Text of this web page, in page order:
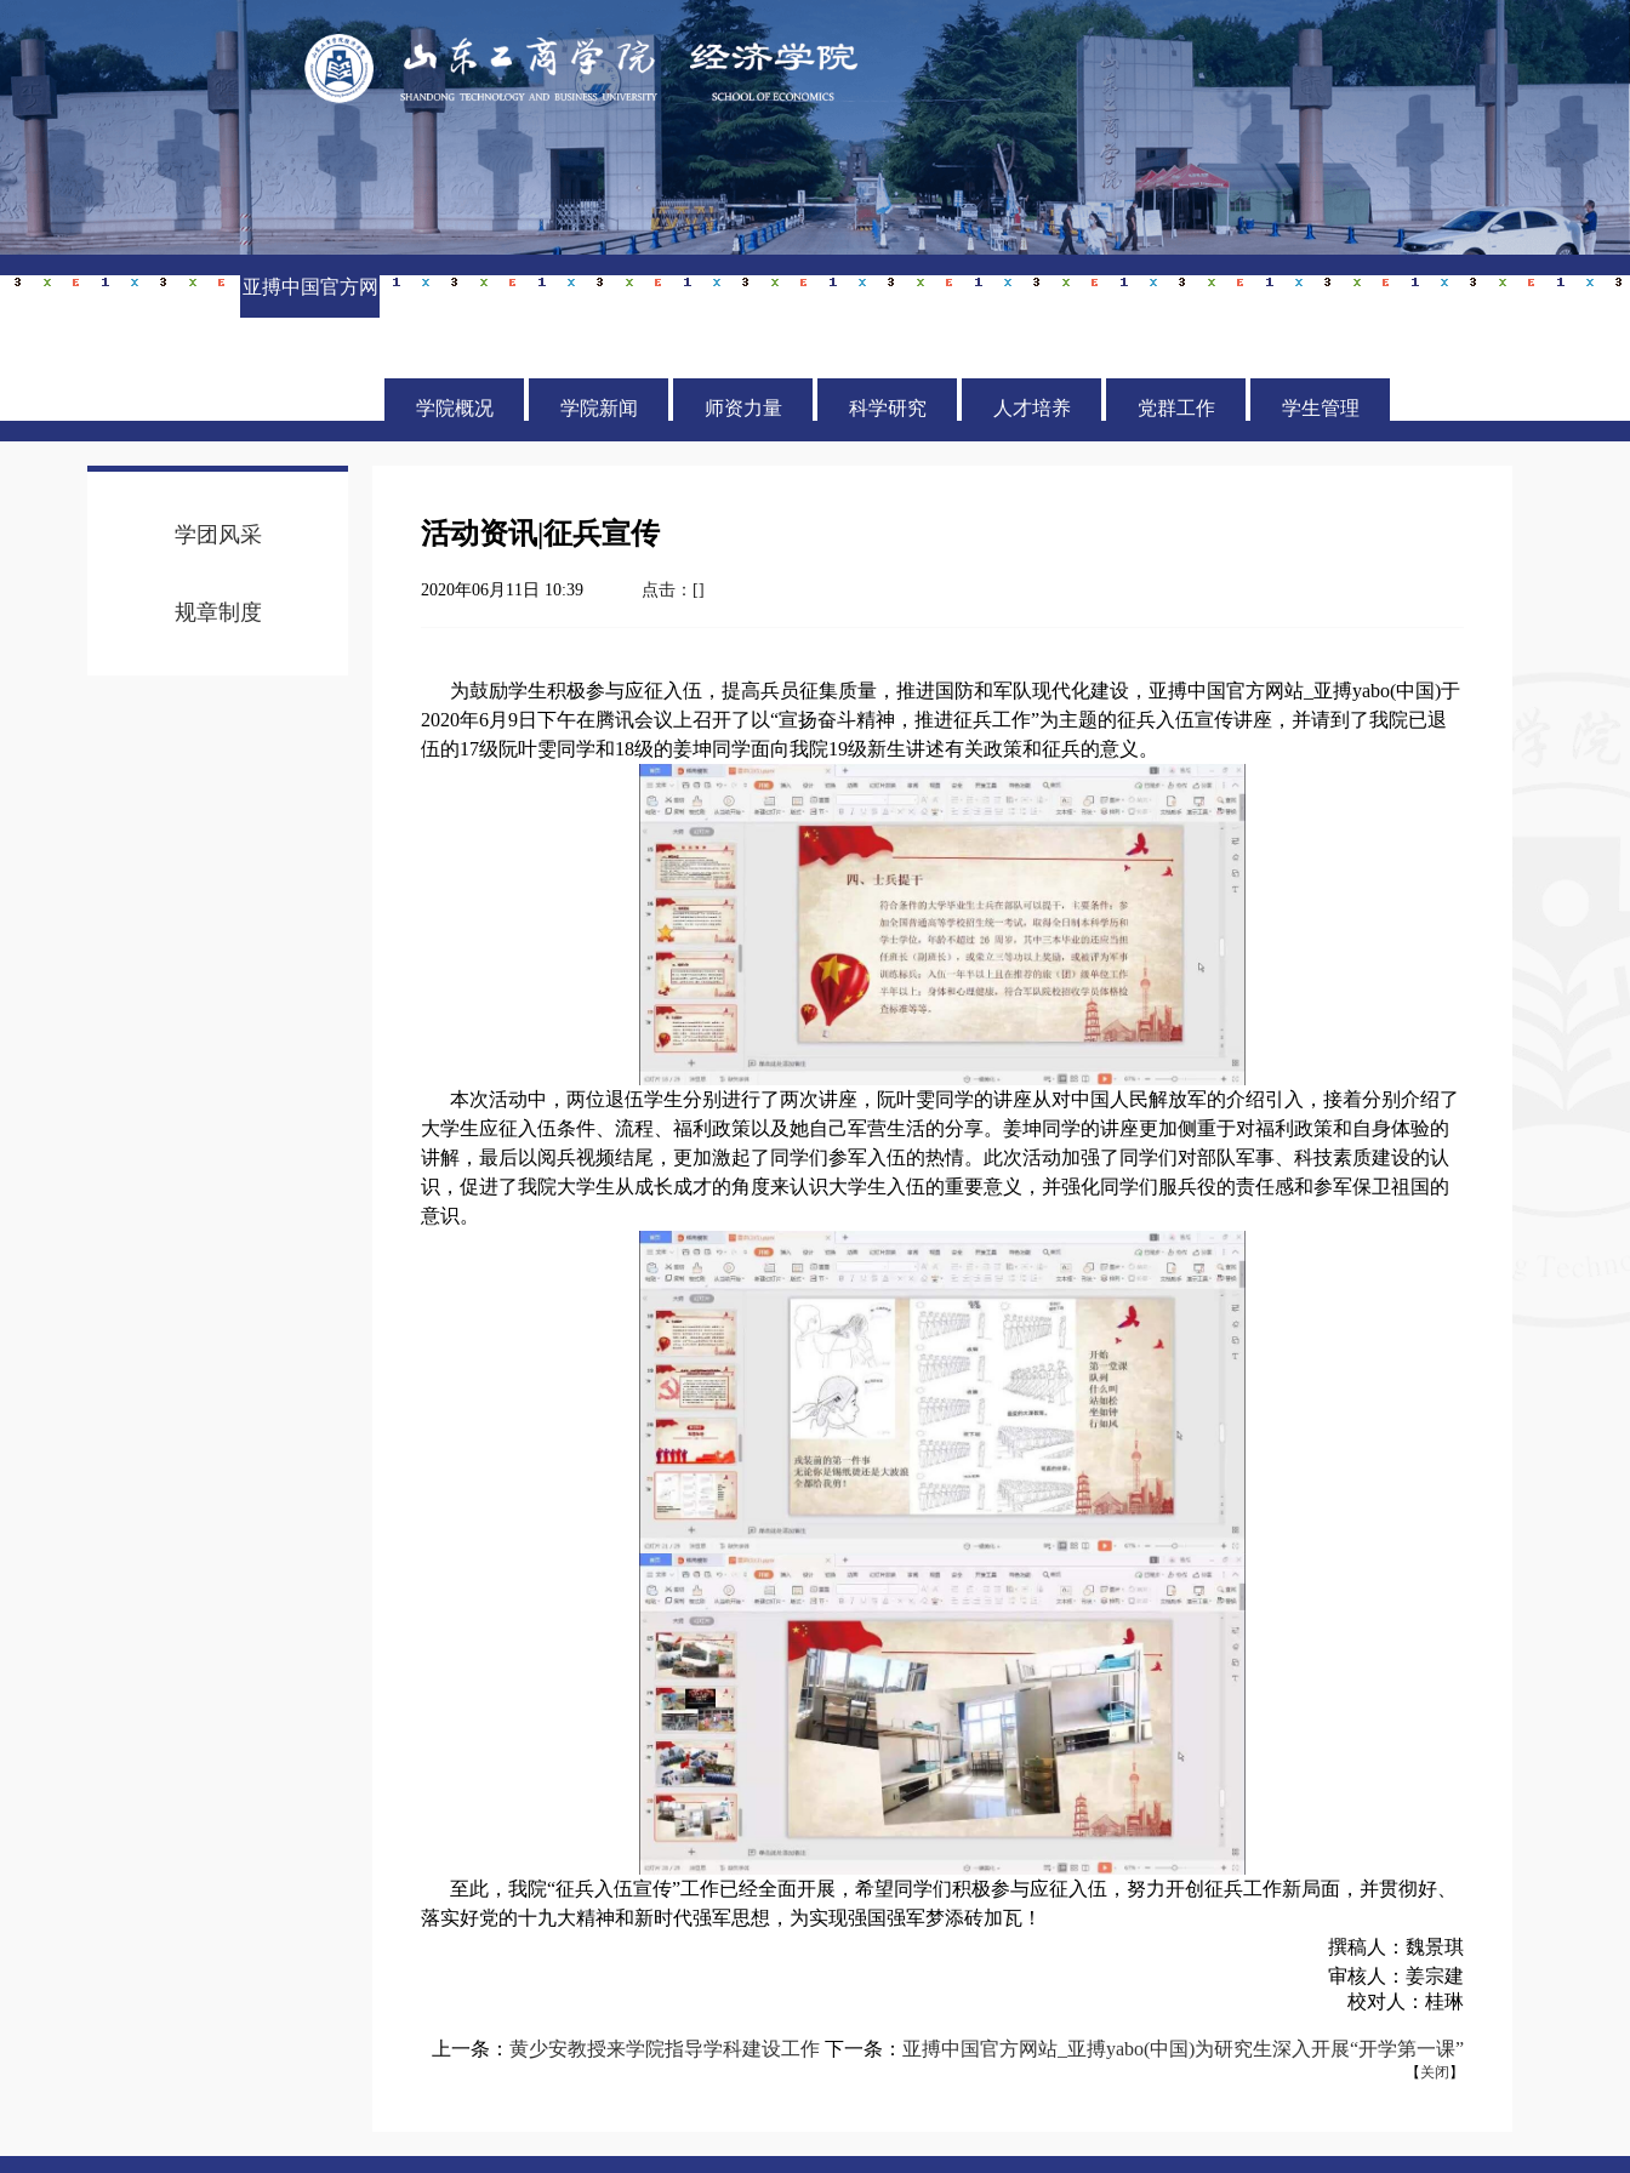
亚搏中国官方网
学院概况 学院新闻 师资力量 科学研究 人才培养 党群工作 学生管理
学团风采
规章制度
活动资讯|征兵宣传
2020年06月11日 10:39 点击：[]
为鼓励学生积极参与应征入伍， 提高兵员征集质量， 推进国防和军队现代化建设，亚搏中国官方网站_亚搏yabo(中国)于
2020年6月 9日下午在腾讯会议上召开了 以“宣扬奋斗精神，推进征兵工作”为主题的征兵入伍宣传讲座，并请到了我院已退
伍的17级阮叶雯同学和18级的姜坤同学面向我院19级新生讲述有关政策和征兵的意义。
本次活动中，两位退伍学生分别进行了两次讲座，阮叶雯同学的讲座从对中国人民解放军的介绍引入，接着分别介绍了
大学生应征入伍条件、流程、福利政策以及她自己军营生活的分享。姜坤同学的讲座更加侧重于对福利政策和自身体验的
讲解，最后以阅兵视频结尾，更加激起了同学们参军入伍的热情。此次活动加强了同学们对部队军事、科技素质建设的认
识，促进了我院大学生从成长成才的角度来认识大学生入伍的重要意义 ，并强化同学们服兵役的责任感和参军保卫祖国的
意识。
至此，我院“征兵入伍宣传”工作已经全面开展，希望同学们积极参与应征入伍，努力开创征兵工作新局面，并贯彻好、
落实好党的十九大精神和新时代强军思想，为实现强国强军梦添砖加瓦！
撰稿人：魏景琪
审核人：姜宗建
校对人：桂琳
上一条： 黄少安教授来学院指导学科建设工作 下一条： 亚搏中国官方网站_亚搏yabo(中国)为研究生深入开展“开学第一课”
【关闭】